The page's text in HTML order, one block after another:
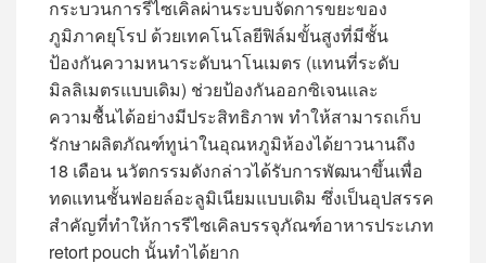
กระบวนการรีไซเคิลผ่านระบบจัดการขยะของ
ภูมิภาคยุโรป ด้วยเทคโนโลยีฟิล์มขั้นสูงที่มีชั้น
ป้องกันความหนาระดับนาโนเมตร (แทนที่ระดับ
มิลลิเมตรแบบเดิม) ช่วยป้องกันออกซิเจนและ
ความชื้นได้อย่างมีประสิทธิภาพ ทำให้สามารถเก็บ
รักษาผลิตภัณฑ์ทูน่าในอุณหภูมิห้องได้ยาวนานถึง
18 เดือน นวัตกรรมดังกล่าวได้รับการพัฒนาขึ้นเพื่อ
ทดแทนชั้นฟอยล์อะลูมิเนียมแบบเดิม ซึ่งเป็นอุปสรรค
สำคัญที่ทำให้การรีไซเคิลบรรจุภัณฑ์อาหารประเภท
retort pouch นั้นทำได้ยาก